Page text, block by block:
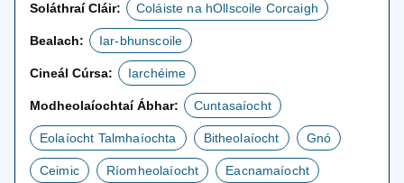
Soláthraí Cláir: Coláiste na hOllscoile Corcaigh
Bealach: Iar-bhunscoile
Cineál Cúrsa: Iarchéime
Modheolaíochtaí Ábhar: Cuntasaíocht
Eolaíocht Talmhaíochta Bitheolaíocht Gnó
Ceimic Ríomheolaíocht Eacnamaíocht